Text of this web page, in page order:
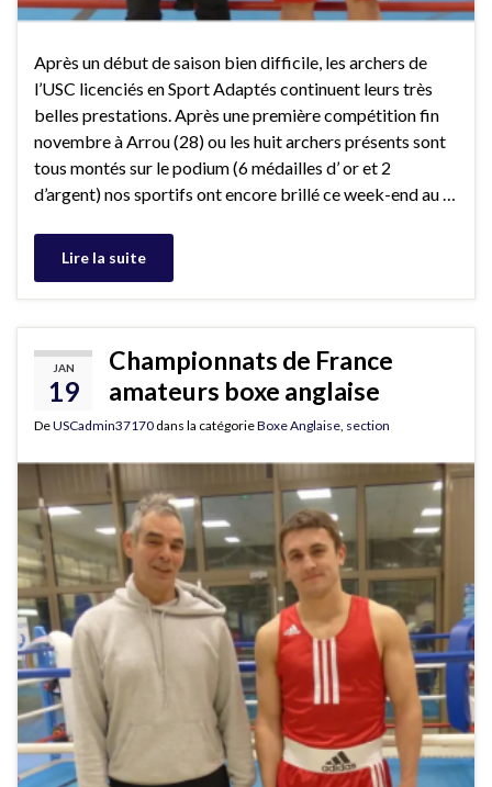
Après un début de saison bien difficile, les archers de
l’USC licenciés en Sport Adaptés continuent leurs très
belles prestations. Après une première compétition fin
novembre à Arrou (28) ou les huit archers présents sont
tous montés sur le podium (6 médailles d’ or et 2
d’argent) nos sportifs ont encore brillé ce week-end au …
Lire la suite
JAN
19
Championnats de France
amateurs boxe anglaise
DeUSCadmin37170 dans la catégorieBoxe Anglaise, section